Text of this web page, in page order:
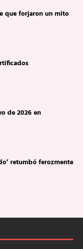
que forjaron un mito
de 2026 en
retumbó ferozmente